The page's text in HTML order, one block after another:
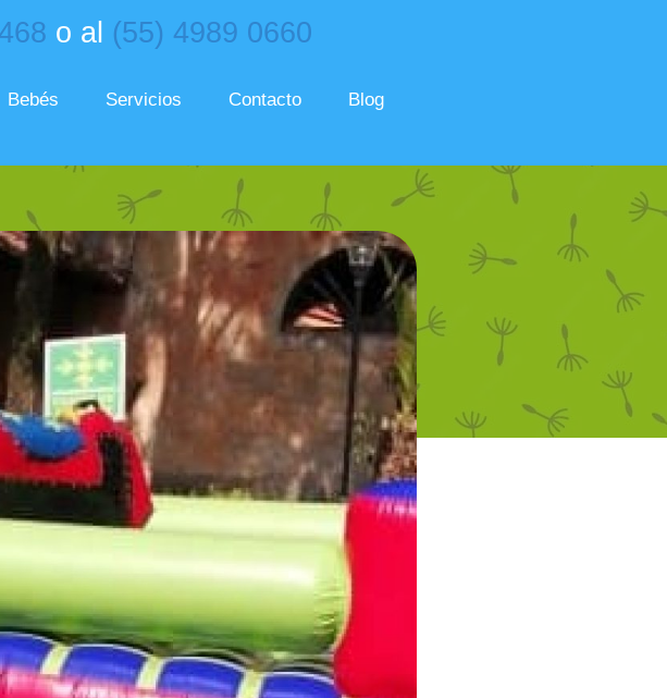
o al (55) 4989 0660
Bebés Servicios Contacto Blog